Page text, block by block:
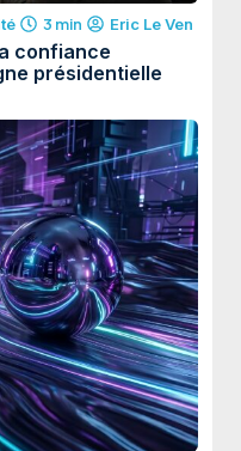
3 min Eric Le Ven
confiance
présidentielle